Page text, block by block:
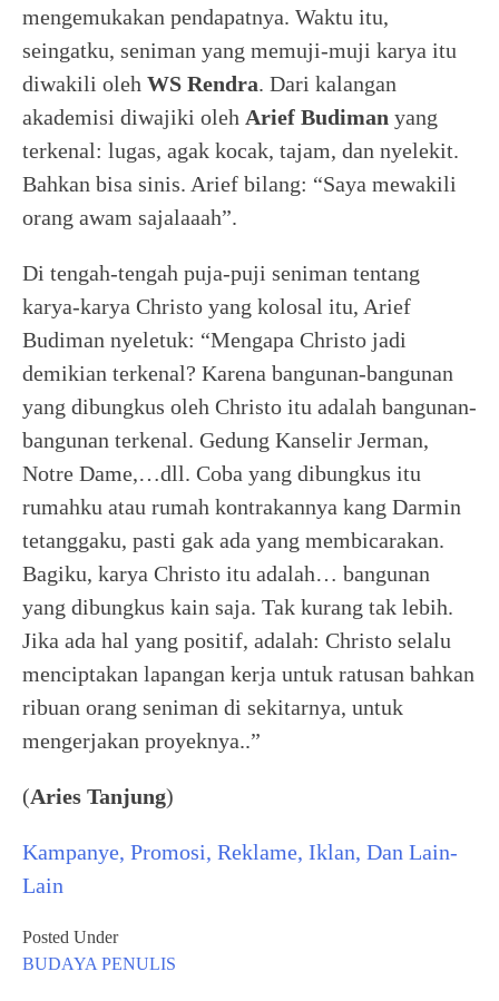
mengemukakan pendapatnya. Waktu itu,
seingatku, seniman yang memuji-muji karya itu
diwakili oleh WS Rendra. Dari kalangan
akademisi diwajiki oleh Arief Budiman yang
terkenal: lugas, agak kocak, tajam, dan nyelekit.
Bahkan bisa sinis. Arief bilang: “Saya mewakili
orang awam sajalaaah”.
Di tengah-tengah puja-puji seniman tentang
karya-karya Christo yang kolosal itu, Arief
Budiman nyeletuk: “Mengapa Christo jadi
demikian terkenal? Karena bangunan-bangunan
yang dibungkus oleh Christo itu adalah bangunan-
bangunan terkenal. Gedung Kanselir Jerman,
Notre Dame,…dll. Coba yang dibungkus itu
rumahku atau rumah kontrakannya kang Darmin
tetanggaku, pasti gak ada yang membicarakan.
Bagiku, karya Christo itu adalah… bangunan
yang dibungkus kain saja. Tak kurang tak lebih.
Jika ada hal yang positif, adalah: Christo selalu
menciptakan lapangan kerja untuk ratusan bahkan
ribuan orang seniman di sekitarnya, untuk
mengerjakan proyeknya..”
(Aries Tanjung)
Kampanye, Promosi, Reklame, Iklan, Dan Lain-
Lain
Posted Under
BUDAYA PENULIS